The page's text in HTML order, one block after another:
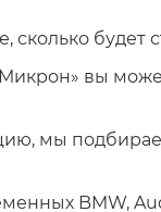
будет
вы
мы
BMW,